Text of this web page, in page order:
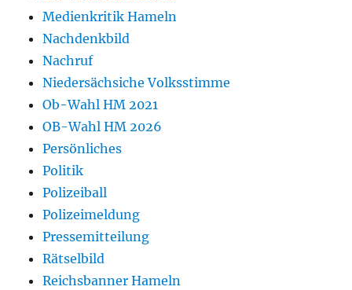
Medienkritik Hameln
Nachdenkbild
Nachruf
Niedersächsiche Volksstimme
Ob-Wahl HM 2021
OB-Wahl HM 2026
Persönliches
Politik
Polizeiball
Polizeimeldung
Pressemitteilung
Rätselbild
Reichsbanner Hameln